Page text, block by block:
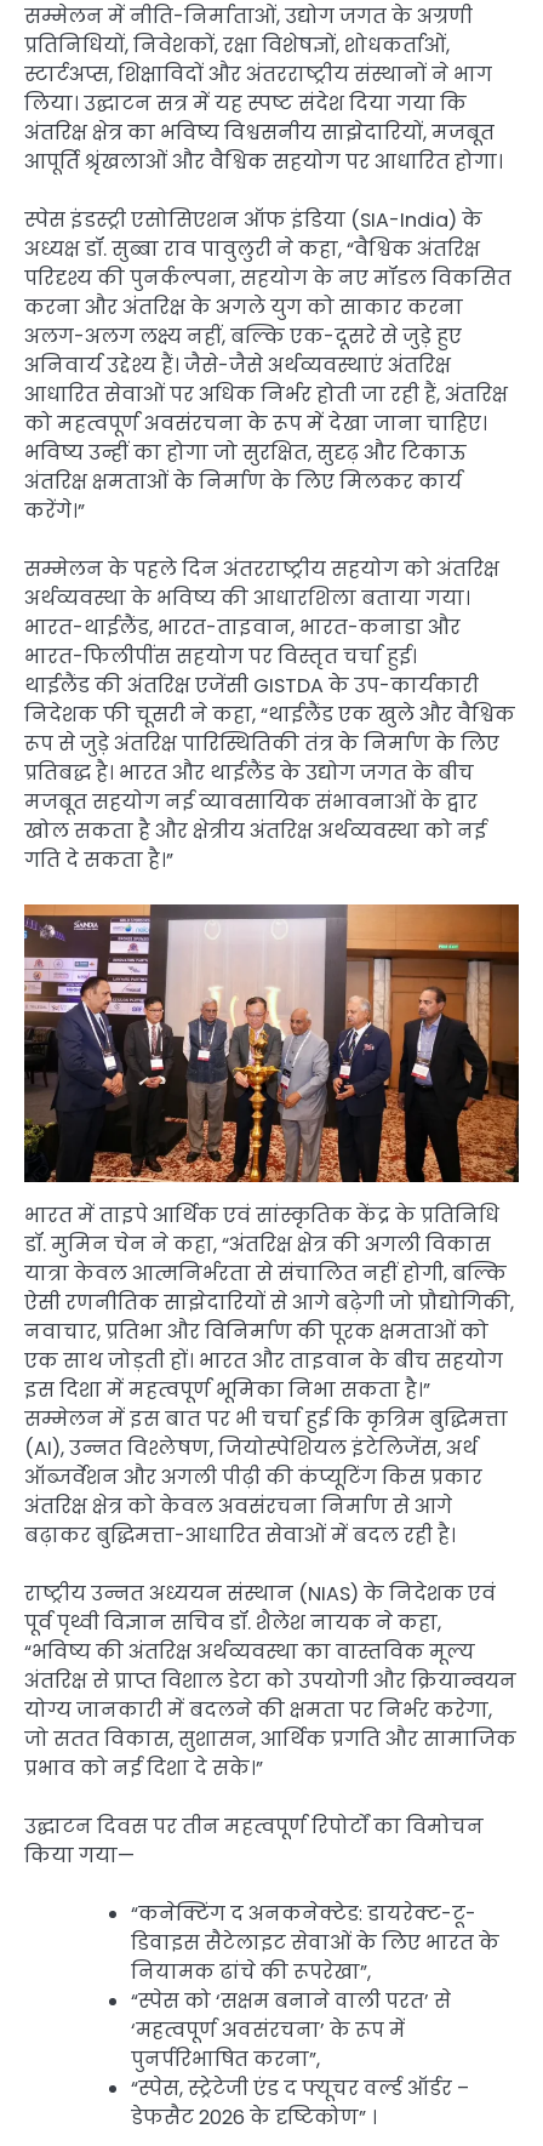
सम्मेलन में नीति-निर्माताओं, उद्योग जगत के अग्रणी
प्रतिनिधियों, निवेशकों, रक्षा विशेषज्ञों, शोधकर्ताओं,
स्टार्टअप्स, शिक्षाविदों और अंतरराष्ट्रीय संस्थानों ने भाग
लिया। उद्घाटन सत्र में यह स्पष्ट संदेश दिया गया कि
अंतरिक्ष क्षेत्र का भविष्य विश्वसनीय साझेदारियों, मजबूत
आपूर्ति श्रृंखलाओं और वैश्विक सहयोग पर आधारित होगा।
स्पेस इंडस्ट्री एसोसिएशन ऑफ इंडिया (SIA-India) के
अध्यक्ष डॉ. सुब्बा राव पावुलुरी ने कहा, “वैश्विक अंतरिक्ष
परिदृश्य की पुनर्कल्पना, सहयोग के नए मॉडल विकसित
करना और अंतरिक्ष के अगले युग को साकार करना
अलग-अलग लक्ष्य नहीं, बल्कि एक-दूसरे से जुड़े हुए
अनिवार्य उद्देश्य हैं। जैसे-जैसे अर्थव्यवस्थाएं अंतरिक्ष
आधारित सेवाओं पर अधिक निर्भर होती जा रही हैं, अंतरिक्ष
को महत्वपूर्ण अवसंरचना के रूप में देखा जाना चाहिए।
भविष्य उन्हीं का होगा जो सुरक्षित, सुदृढ़ और टिकाऊ
अंतरिक्ष क्षमताओं के निर्माण के लिए मिलकर कार्य
करेंगे।”
सम्मेलन के पहले दिन अंतरराष्ट्रीय सहयोग को अंतरिक्ष
अर्थव्यवस्था के भविष्य की आधारशिला बताया गया।
भारत-थाईलैंड, भारत-ताइवान, भारत-कनाडा और
भारत-फिलीपींस सहयोग पर विस्तृत चर्चा हुई।
थाईलैंड की अंतरिक्ष एजेंसी GISTDA के उप-कार्यकारी
निदेशक फी चूसरी ने कहा, “थाईलैंड एक खुले और वैश्विक
रूप से जुड़े अंतरिक्ष पारिस्थितिकी तंत्र के निर्माण के लिए
प्रतिबद्ध है। भारत और थाईलैंड के उद्योग जगत के बीच
मजबूत सहयोग नई व्यावसायिक संभावनाओं के द्वार
खोल सकता है और क्षेत्रीय अंतरिक्ष अर्थव्यवस्था को नई
गति दे सकता है।”
भारत में ताइपे आर्थिक एवं सांस्कृतिक केंद्र के प्रतिनिधि
डॉ. मुमिन चेन ने कहा, “अंतरिक्ष क्षेत्र की अगली विकास
यात्रा केवल आत्मनिर्भरता से संचालित नहीं होगी, बल्कि
ऐसी रणनीतिक साझेदारियों से आगे बढ़ेगी जो प्रौद्योगिकी,
नवाचार, प्रतिभा और विनिर्माण की पूरक क्षमताओं को
एक साथ जोड़ती हों। भारत और ताइवान के बीच सहयोग
इस दिशा में महत्वपूर्ण भूमिका निभा सकता है।”
सम्मेलन में इस बात पर भी चर्चा हुई कि कृत्रिम बुद्धिमत्ता
(AI), उन्नत विश्लेषण, जियोस्पेशियल इंटेलिजेंस, अर्थ
ऑब्जर्वेशन और अगली पीढ़ी की कंप्यूटिंग किस प्रकार
अंतरिक्ष क्षेत्र को केवल अवसंरचना निर्माण से आगे
बढ़ाकर बुद्धिमत्ता-आधारित सेवाओं में बदल रही है।
राष्ट्रीय उन्नत अध्ययन संस्थान (NIAS) के निदेशक एवं
पूर्व पृथ्वी विज्ञान सचिव डॉ. शैलेश नायक ने कहा,
“भविष्य की अंतरिक्ष अर्थव्यवस्था का वास्तविक मूल्य
अंतरिक्ष से प्राप्त विशाल डेटा को उपयोगी और क्रियान्वयन
योग्य जानकारी में बदलने की क्षमता पर निर्भर करेगा,
जो सतत विकास, सुशासन, आर्थिक प्रगति और सामाजिक
प्रभाव को नई दिशा दे सके।”
उद्घाटन दिवस पर तीन महत्वपूर्ण रिपोर्टों का विमोचन
किया गया—
“कनेक्टिंग द अनकनेक्टेड: डायरेक्ट-टू-
डिवाइस सैटेलाइट सेवाओं के लिए भारत के
नियामक ढांचे की रूपरेखा”,
“स्पेस को ‘सक्षम बनाने वाली परत’ से
‘महत्वपूर्ण अवसंरचना’ के रूप में
पुनर्परिभाषित करना”,
“स्पेस, स्ट्रेटेजी एंड द फ्यूचर वर्ल्ड ऑर्डर –
डेफसैट 2026 के दृष्टिकोण” ।